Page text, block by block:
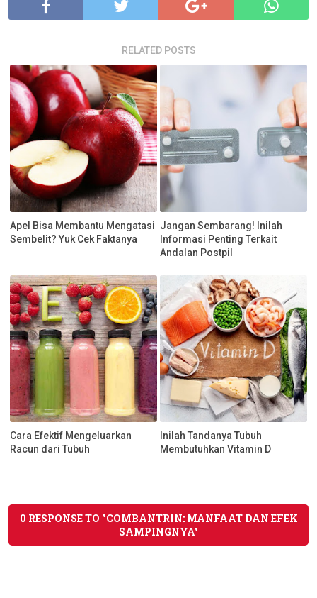
RELATED POSTS
Apel Bisa Membantu Mengatasi
Sembelit? Yuk Cek Faktanya
Jangan Sembarang! Inilah
Informasi Penting Terkait
Andalan Postpil
Cara Efektif Mengeluarkan
Racun dari Tubuh
Inilah Tandanya Tubuh
Membutuhkan Vitamin D
0 RESPONSE TO "COMBANTRIN: MANFAAT DAN EFEK
SAMPINGNYA"